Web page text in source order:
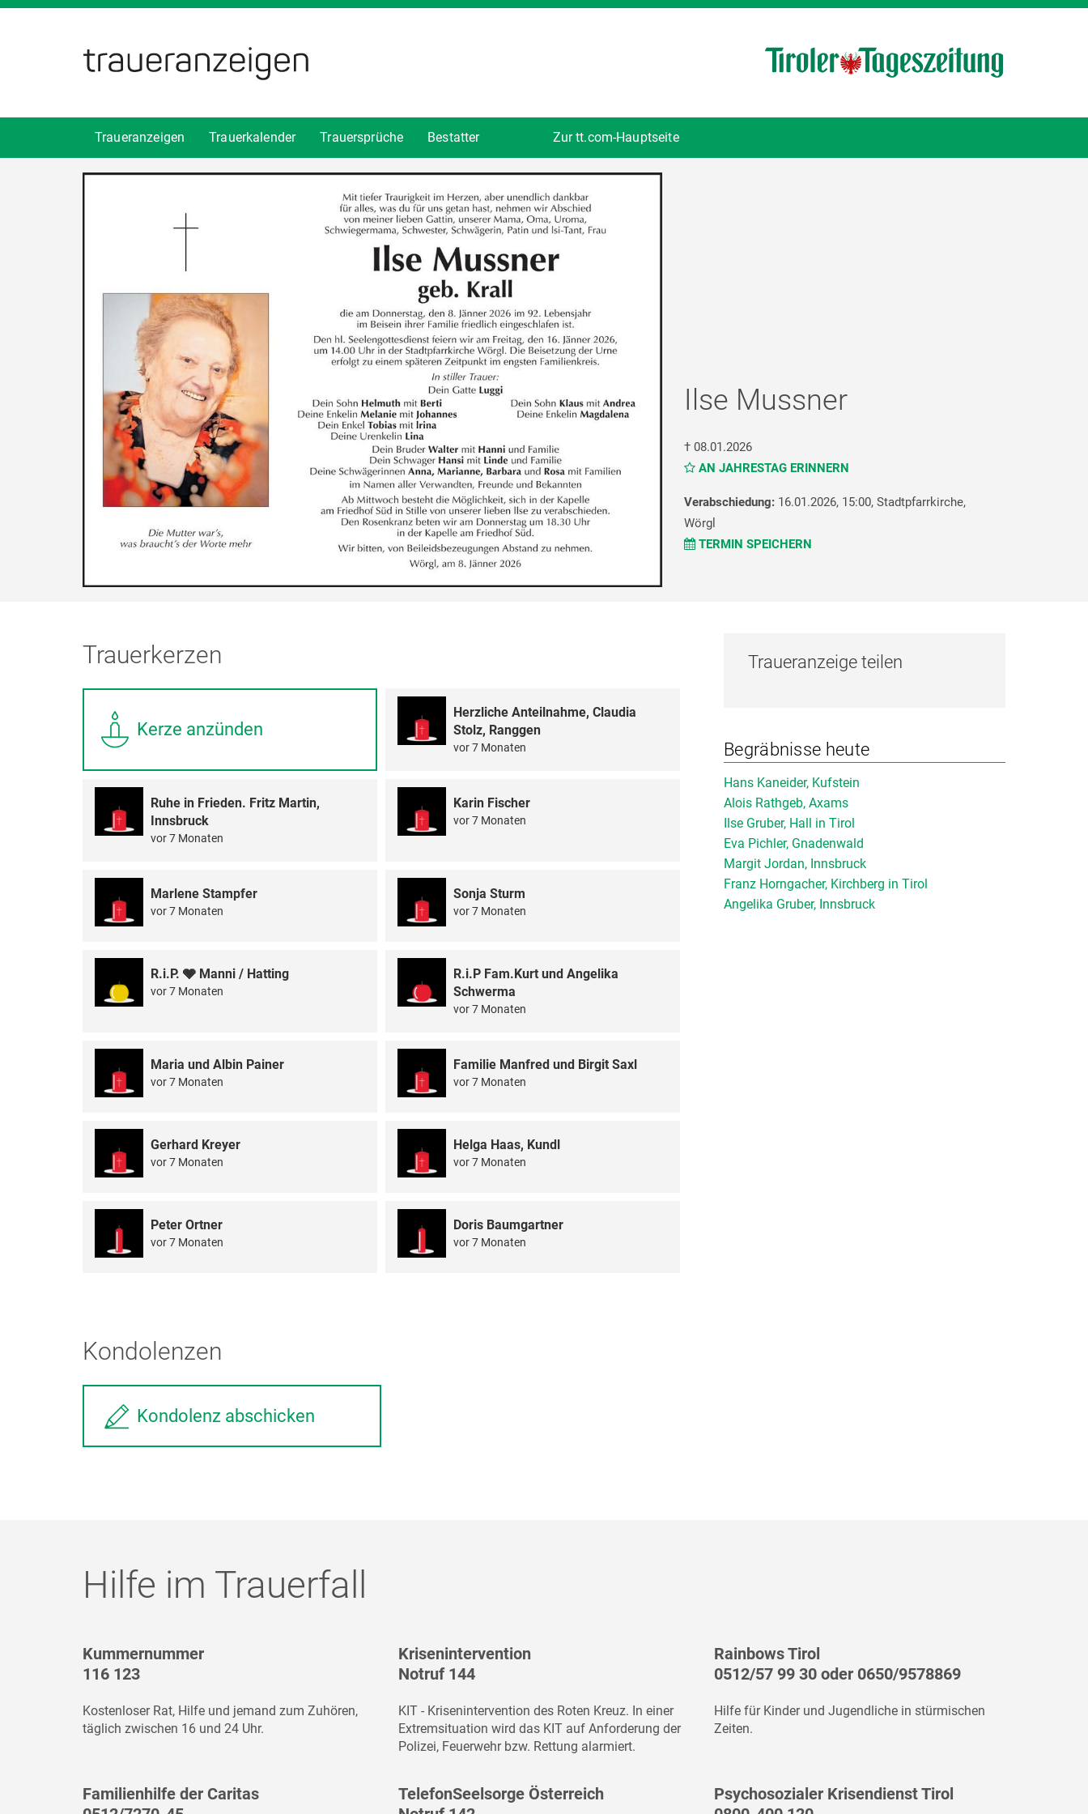
Traueranzeigen Trauerkalender Trauersprüche Bestatter Zur tt.com-Hauptseite
Ilse Mussner
†08.01.2026
AN JAHRESTAG ERINNERN
Verabschiedung: 16.01.2026, 15:00,Stadtpfarrkirche,
Wörgl
TERMIN SPEICHERN
Trauerkerzen
Kerze anzünden
Herzliche Anteilnahme, Claudia
Stolz, Ranggen
vor 7 Monaten
Ruhe in Frieden. Fritz Martin,
Innsbruck
vor 7 Monaten
Karin Fischer
vor 7 Monaten
Marlene Stampfer
vor 7 Monaten
Sonja Sturm
vor 7 Monaten
R.i.P. 🩶 Manni / Hatting
vor 7 Monaten
R.i.P Fam.Kurt und Angelika
Schwerma
vor 7 Monaten
Maria und Albin Painer
vor 7 Monaten
Familie Manfred und Birgit Saxl
vor 7 Monaten
Gerhard Kreyer
vor 7 Monaten
Helga Haas, Kundl
vor 7 Monaten
Peter Ortner
vor 7 Monaten
Doris Baumgartner
vor 7 Monaten
Kondolenzen
Kondolenz abschicken
Traueranzeige teilen
Begräbnisse heute
Hans Kaneider, Kufstein
Alois Rathgeb, Axams
Ilse Gruber, Hall in Tirol
Eva Pichler, Gnadenwald
Margit Jordan, Innsbruck
Franz Horngacher, Kirchberg in Tirol
Angelika Gruber, Innsbruck
Hilfe im Trauerfall
Kummernummer
116 123
Kostenloser Rat, Hilfe und jemand zum Zuhören,
täglich zwischen 16 und 24 Uhr.
Krisenintervention
Notruf 144
KIT - Krisenintervention des Roten Kreuz. In einer
Extremsituation wird das KIT auf Anforderung der
Polizei, Feuerwehr bzw. Rettung alarmiert.
Rainbows Tirol
0512/57 99 30oder 0650/9578869
Hilfe für Kinder und Jugendliche in stürmischen
Zeiten.
Familienhilfe der Caritas
TelefonSeelsorge Österreich
Psychosozialer Krisendienst Tirol